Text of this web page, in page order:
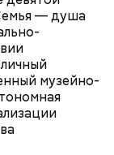
— душа
музейно-
назвал
которые
организма
от
кресс-салат